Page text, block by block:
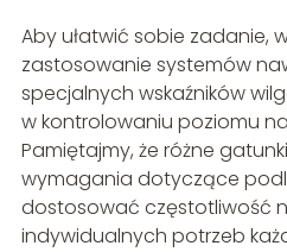
Aby ułatwić sobie zadanie,
zastosowanie systemów
specjalnych wskaźników
w kontrolowaniu poziomu
Pamiętajmy, że różne
wymagania dotyczące
dostosować częstotliwość
indywidualnych potrzeb